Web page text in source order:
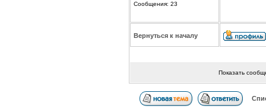
Сообщения: 23
Вернуться к началу
Показать